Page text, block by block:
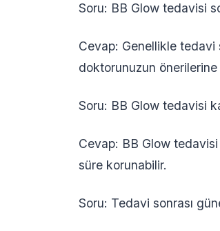
Soru: BB Glow tedavisi
Cevap: Genellikle tedavi
doktorunuzun
Soru: BB Glow tedavisi
Cevap: BB Glow
süre korunabilir.
Soru: Tedavi sonrası